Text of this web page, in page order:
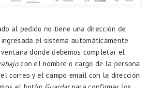
al pedido no tiene una dirección de
el sistema automáticamente
donde debemos completar el
con el nombre o cargo de la persona
correo y el campo email con la dirección